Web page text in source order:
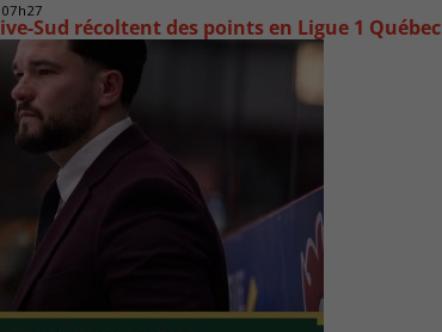
Sud récoltent des points en Ligue 1 Québec